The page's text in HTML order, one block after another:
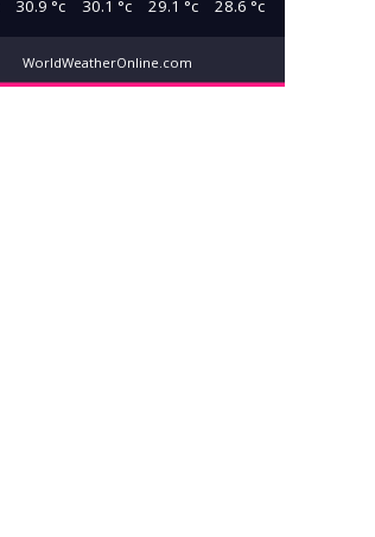
30.9 °c 30.1 °c 29.1 °c 28.6 °c
WorldWeatherOnline.com